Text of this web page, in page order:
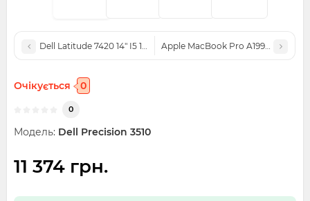
Dell Latitude 7420 14" I5 16GB RAM 250GB SSD
Apple MacBook Pro A1990 2019
Очікується 0
0
Модель: Dell Precision 3510
11 374 грн.